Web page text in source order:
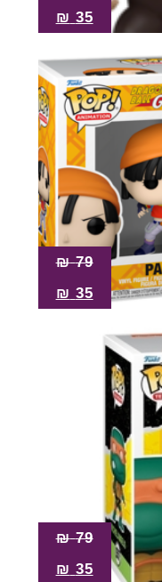
35
₪
79
₪
35
₪
79
₪
35
₪